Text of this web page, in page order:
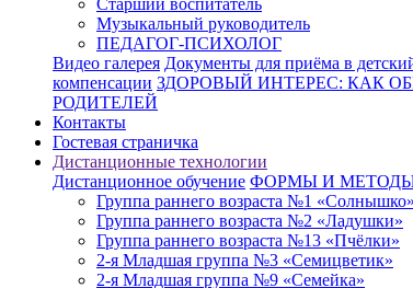
Старший воспитатель
Музыкальный руководитель
ПЕДАГОГ-ПСИХОЛОГ
Видео галерея Документы для приёма в
компенсации ЗДОРОВЫЙ ИНТЕРЕС: КАК
РОДИТЕЛЕЙ
Контакты
Гостевая страничка
Дистанционные технологии
Дистанционное обучение ФОРМЫ И
Группа раннего возраста №1 «Солнышко»
Группа раннего возраста №2 «Ладушки»
Группа раннего возраста №13 «Пчёлки»
2-я Младшая группа №3 «Семицветик»
2-я Младшая группа №9 «Семейка»